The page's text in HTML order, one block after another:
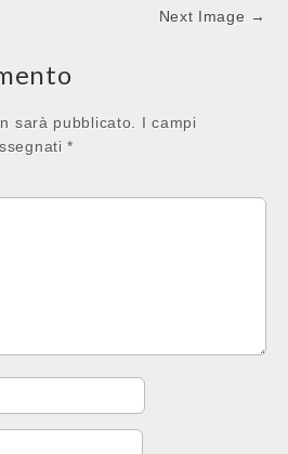
Next Image →
sarà pubblicato.
I campi
*